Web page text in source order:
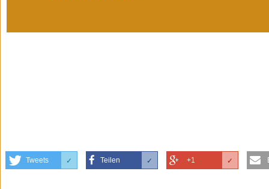
Tweets ✓ Teilen ✓ +1 ✓